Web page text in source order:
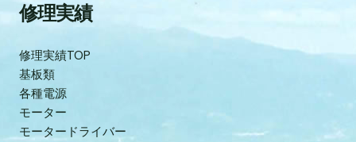
修理実績
修理実績TOP
基板類
各種電源
モーター
モータードライバー